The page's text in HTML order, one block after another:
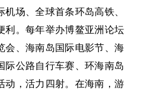
场、全球首条环岛高铁、
利。每年举办博鳌亚洲论坛
会、海南岛国际电影节、海
际公路自行车赛、环海南岛
动，活力四射。在海南，游